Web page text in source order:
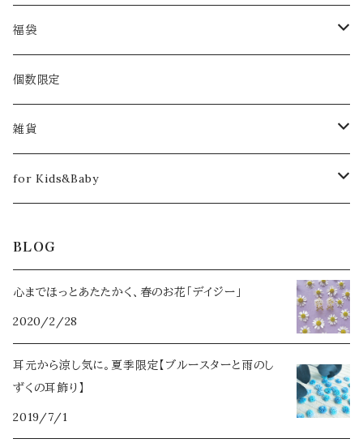
ミント
ミモザ
金木犀
なでしこ
雪割草
ブラックパール
さくら
デイジー
夏限定
ブルースター
ひまわり
秋限定
月下美人
冬限定
月下美人
満月の日限定
ピアスｏｒイヤリング
ふたつぶ
雨のしずく
ネックレス
ブレスレット
ブローチ
パッチンピン
春限定
夏限定
秋限定
冬限定
Ruimeme×Novelize
夜明玉×Novelize
Belle pageの耳飾り
花香水
ループタイ
2022年限定【ブーケ】
2021年限定【花蜜】
2018
クリスマスコフレ【クリスマスローズ】
2019
クリスマスコフレ【雪柳】
2020
春コフレ【ラナンキュラス -ラプンツェル-】
秋コフレ【薔薇 -ロミオトジュリエット-】
冬コフレ【白雪姫 -白雪姫-】
2023
夏コフレ【エリンジウム -シンデレラ- 】
秋コフレ【クレマチス -千夜一夜物語- 】
冬コフレ【フィリカ -星の銀貨-】
福袋
2020
2021
2022
2025
個数限定
雑貨
クリーニングクロス
アクセサリーボックス
for Kids&Baby
パッチンピン
BLOG
心までほっとあたたかく、春のお花「デイジー」
2020/2/28
耳元から涼し気に。夏季限定【ブルースターと雨のし
ずくの耳飾り】
2019/7/1